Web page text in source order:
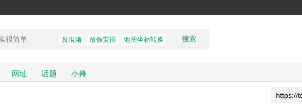
搜索
反混淆 放假安排 地图坐标转换
网址 话题 小摊